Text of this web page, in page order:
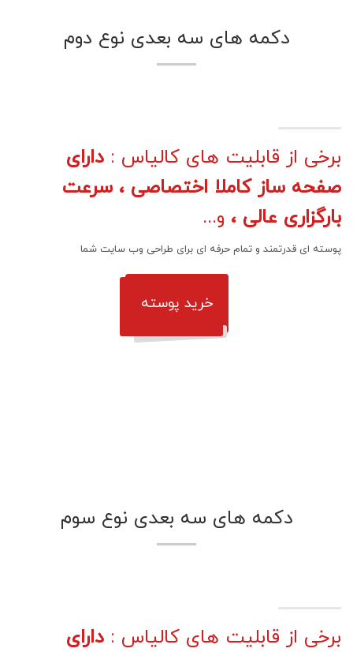
دکمه های سه بعدی نوع دوم
برخی از قابلیت های کالیاس : دارای
صفحه ساز کاملا اختصاصی ، سرعت
بارگزاری عالی ، و...
پوسته ای قدرتمند و تمام حرفه ای برای طراحی وب سایت شما
خرید پوسته
دکمه های سه بعدی نوع سوم
برخی از قابلیت های کالیاس : دارای